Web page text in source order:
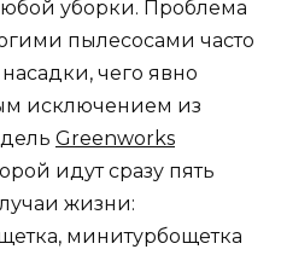
уборки. Проблема
пылесосами часто
чего явно
исключением из
Greenworks
идут сразу пять
жизни:
минитурбощетка